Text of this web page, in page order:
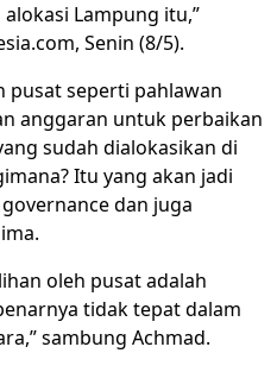
Lampung itu,”
Senin (8/5).
pusat seperti pahlawan
anggaran untuk perbaikan
sudah dialokasikan di
Itu yang akan jadi
dan juga
oleh pusat adalah
tidak tepat dalam
sambung Achmad.